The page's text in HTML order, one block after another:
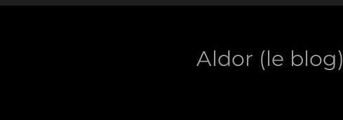
Aldor (le blog)